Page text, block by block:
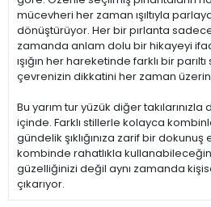
mücevheri her zaman ışıltıyla
dönüştürüyor. Her bir pırlanta sadece
zamanda anlam dolu bir hikayeyi
ışığın her hareketinde farklı bir
çevrenizin dikkatini her zaman
Bu yarım tur yüzük diğer
içinde. Farklı stillerle kolayca
gündelik şıklığınıza zarif bir
kombinde rahatlıkla
güzelliğinizi değil aynı zamanda
çıkarıyor.